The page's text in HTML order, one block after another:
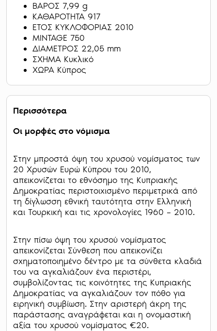
ΒΑΡΟΣ 7,99 g
ΚΑΘΑΡΟΤΗΤΑ 917
ΕΤΟΣ ΚΥΚΛΟΦΟΡΙΑΣ 2010
MINTAGE 750
ΔΙΑΜΕΤΡΟΣ 22,05 mm
ΣΧΗΜΑ Κυκλικό
ΧΩΡΑ Κύπρος
Περισσότερα
Οι μορφές στο νόμισμα
Στην μπροστά όψη του χρυσού νομίσματος των
20 Χρυσών Ευρώ Κύπρου του 2010,
απεικονίζεται το εθνόσημο της Κυπριακής
Δημοκρατίας περιστοιχισμένο περιμετρικά από
τη δίγλωσση εθνική ταυτότητα στην Ελληνική
και Τουρκική και τις χρονολογίες 1960 – 2010.
Στην πίσω όψη του χρυσού νομίσματος
απεικονίζεται Σύνθεση που απεικονίζει
σχηματοποιημένο δέντρο με τα σύνθετα κλαδιά
του να αγκαλιάζουν ένα περιστέρι,
συμβολίζοντας τις κοινότητες της Κυπριακής
Δημοκρατίας να αγκαλιάζουν τον πόθο για
ειρηνική συμβίωση. Στην αριστερή άκρη της
παράστασης αναγράφεται και η ονομαστική
αξία του χρυσού νομίσματος €20.